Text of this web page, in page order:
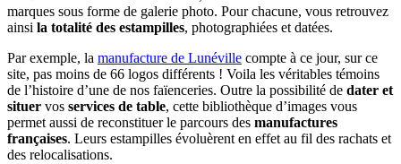
marques sous forme de galerie photo. Pour chacune, vous retrouvez
ainsi la totalité des estampilles, photographiées et datées.
Par exemple, la manufacture de Lunéville compte à ce jour, sur ce
site, pas moins de 66 logos différents ! Voila les véritables témoins
de l’histoire d’une de nos faïenceries. Outre la possibilité de dater et
situer vos services de table, cette bibliothèque d’images vous
permet aussi de reconstituer le parcours des manufactures
françaises. Leurs estampilles évoluèrent en effet au fil des rachats et
des relocalisations.